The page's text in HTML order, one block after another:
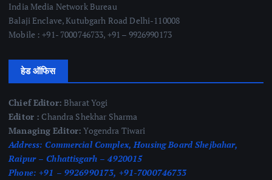
India Media Network Bureau
Balaji Enclave, Kutubgarh Road Delhi-110008
Mobile : +91- 7000746733, +91 – 9926990173
हेड ऑफिस
Chief Editor: Bharat Yogi
Editor : Chandra Shekhar Sharma
Managing Editor: Yogendra Tiwari
Address: Commercial Complex, Housing Board Shejbahar,
Raipur – Chhattisgarh – 4920015
Phone: +91 – 9926990173, +91-7000746733